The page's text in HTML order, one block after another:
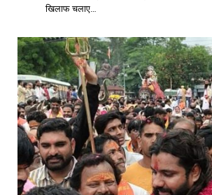
खिलाफ चलाए…